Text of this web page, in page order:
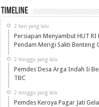
Timeline
2 hari yang lalu
Persiapan Menyambut HUT RI
Pendam Merigi Sakti Benteng
2 minggu yang lalu
Pemdes Desa Arga Indah Ii
TBC
2 minggu yang lalu
Pemdes Keroya Pagar Jati